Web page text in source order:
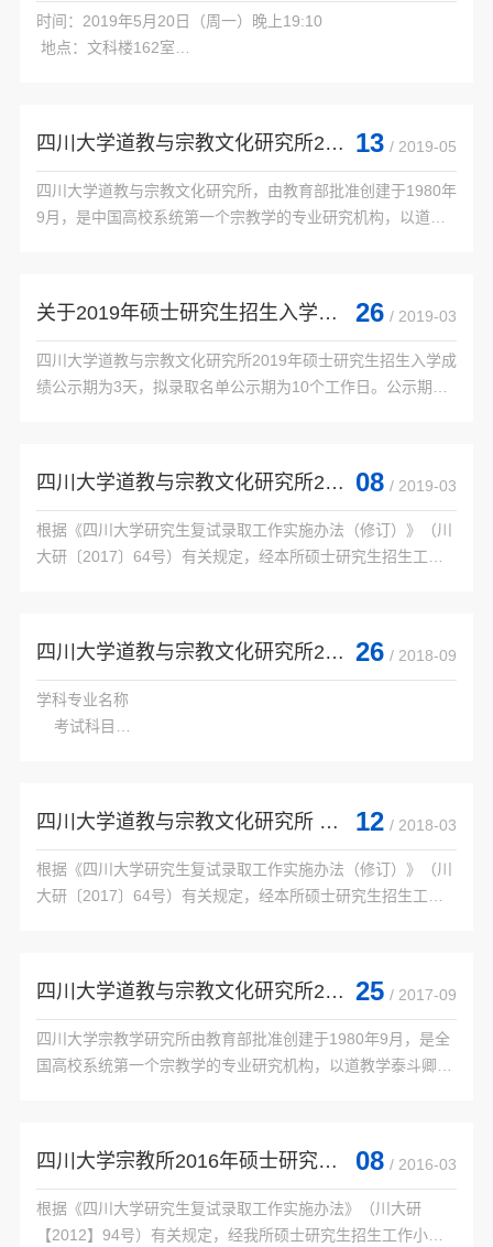
时间：2019年5月20日（周一）晚上19:10
地点：文科楼162室
答辩者及答辩论文：
    张继...
四川大学道教与宗教文化研究所2019年优秀大学生暑期夏令营招生通知 13 / 2019-05
四川大学道教与宗教文化研究所，由教育部批准创建于1980年
9月，是中国高校系统第一个宗教学的专业研究机构，以道教
关于2019年硕士研究生招生入学成绩及拟录取名单公示的说明 26 / 2019-03
四川大学道教与宗教文化研究所2019年硕士研究生招生入学成
绩公示期为3天，拟录取名单公示期为10个工作日。公示期
四川大学道教与宗教文化研究所2019年硕士研究生招生复试通知 08 / 2019-03
根据《四川大学研究生复试录取工作实施办法（修订）》（川
大研〔2017〕64号）有关规定，经本所硕士研究生招生工作
报到...
四川大学道教与宗教文化研究所2019年硕士研究生入学考试参考书目 26 / 2018-09
学科专业名称
    考试科目
    010106美学
    662哲学通论
    《大问题——简略哲学导论》，罗伯特·所罗门著，张卜天
    963美学基础
    《美学...
四川大学道教与宗教文化研究所 2018年硕士研究生招生复试通知 12 / 2018-03
根据《四川大学研究生复试录取工作实施办法（修订）》（川
大研〔2017〕64号）有关规定，经本所硕士研究生招生工作
报到...
四川大学道教与宗教文化研究所2018年接收推荐免试攻读硕士学位研究生章程 25 / 2017-09
四川大学宗教学研究所由教育部批准创建于1980年9月，是全
国高校系统第一个宗教学的专业研究机构，以道教学泰斗卿希
四川大学宗教所2016年硕士研究生招生复试通知 08 / 2016-03
根据《四川大学研究生复试录取工作实施办法》（川大研
【2012】94号）有关规定，经我所硕士研究生招生工作小组